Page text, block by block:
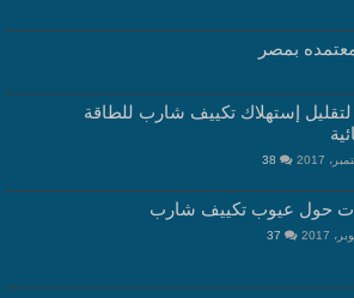
بمصر
لتقليل إستهلاك تكييف شارب للطاقة
38
حول عيوب تكييف شارب
37